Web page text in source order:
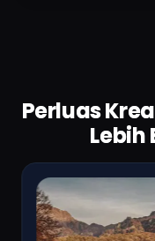
Perluas
Lebih